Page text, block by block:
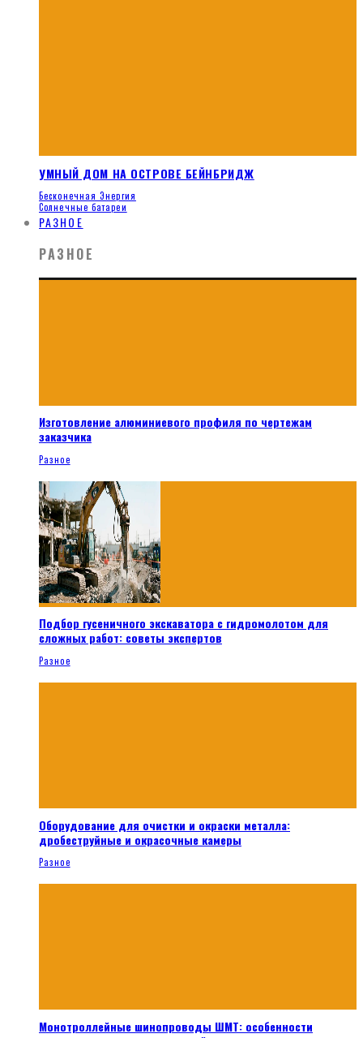
УМНЫЙ ДОМ НА ОСТРОВЕ БЕЙНБРИДЖ
Бесконечная Энергия
Солнечные батареи
РАЗНОЕ
РАЗНОЕ
Изготовление алюминиевого профиля по чертежам
заказчика
Разное
Подбор гусеничного экскаватора с гидромолотом для
сложных работ: советы экспертов
Разное
Оборудование для очистки и окраски металла:
дробеструйные и окрасочные камеры
Разное
Монотроллейные шинопроводы ШМТ: особенности